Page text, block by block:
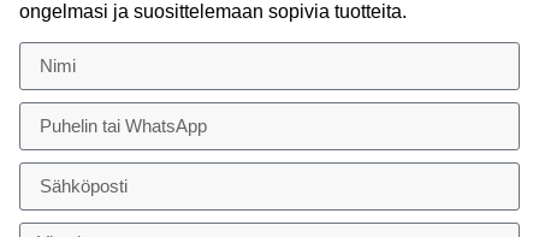
ongelmasi ja suosittelemaan sopivia tuotteita.